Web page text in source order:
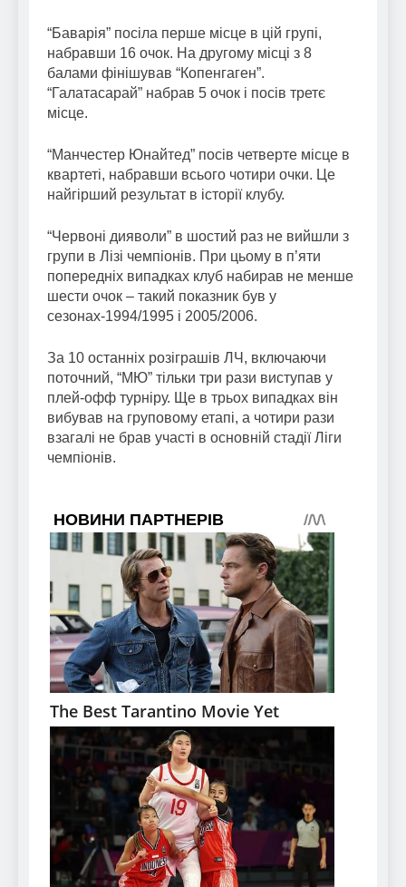
“Баварія” посіла перше місце в цій групі,
набравши 16 очок. На другому місці з 8
балами фінішував “Копенгаген”.
“Галатасарай” набрав 5 очок і посів третє
місце.
“Манчестер Юнайтед” посів четверте місце в
квартеті, набравши всього чотири очки. Це
найгірший результат в історії клубу.
“Червоні дияволи” в шостий раз не вийшли з
групи в Лізі чемпіонів. При цьому в п’яти
попередніх випадках клуб набирав не менше
шести очок – такий показник був у
сезонах-1994/1995 і 2005/2006.
За 10 останніх розіграшів ЛЧ, включаючи
поточний, “МЮ” тільки три рази виступав у
плей-офф турніру. Ще в трьох випадках він
вибував на груповому етапі, а чотири рази
взагалі не брав участі в основній стадії Ліги
чемпіонів.